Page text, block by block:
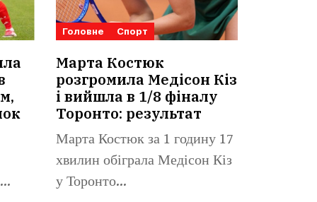
Головне Спорт
Марта Костюк
розгромила Медісон Кіз
і вийшла в 1/8 фіналу
Торонто: результат
Марта Костюк за 1 годину 17
хвилин обіграла Медісон Кіз
у Торонто...